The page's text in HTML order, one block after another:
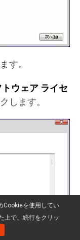
す。
ウェア ライセ
します。
Cookieを使用してい
上で、続行をクリッ